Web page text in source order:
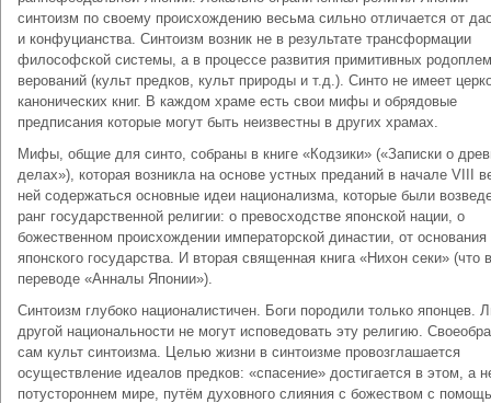
синтоизм по своему происхождению весьма сильно отличается от
и конфуцианства. Синтоизм возник не в результате трансформации
философской системы, а в процессе развития примитивных
верований (культ предков, культ природы и т.д.). Синто не имеет
канонических книг. В каждом храме есть свои мифы и обрядовые
предписания которые могут быть неизвестны в других храмах.
Мифы, общие для синто, собраны в книге «Кодзики» («Записки о
делах»), которая возникла на основе устных преданий в начале VIII
ней содержаться основные идеи национализма, которые были
ранг государственной религии: о превосходстве японской нации, о
божественном происхождении императорской династии, от основания
японского государства. И вторая священная книга «Нихон секи» (что в
переводе «Анналы Японии»).
Синтоизм глубоко националистичен. Боги породили только японцев.
другой национальности не могут исповедовать эту религию.
сам культ синтоизма. Целью жизни в синтоизме провозглашается
осуществление идеалов предков: «спасение» достигается в этом, а
потустороннем мире, путём духовного слияния с божеством с